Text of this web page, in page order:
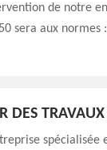
de notre
sera aux
DES TRAVAUX